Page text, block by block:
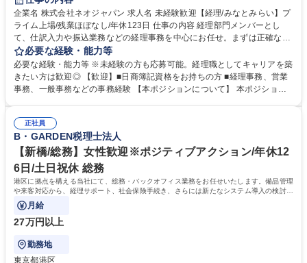
完全週休2日制 交通費支給 駅近5分以内 土日祝休み
服装自由
寮・社宅あり
企業名 株式会社ネオジャパン 求人名 未経験歓迎【経理/みなとみらい】プ
ライム上場/残業ほぼなし/年休123日 仕事の内容 経理部門メンバーとし
て、仕訳入力や振込業務などの経理事務を中心にお任せ。まずは正確な入
力・確認業務からスタートし、既存メンバーと一緒に業務を進めながら段
階的に経理知識を身につけていただきます。 【具体的には】 ■社内稟議に
基づく仕訳入力 ■月末の振込業務 ■明細作成 ■伝票処理、記帳業務 ■既存
メンバーの業務サポート 【将来的には】 ■月次決算補助 ■四半期・年次決
想定です。 募集職種 未経験歓迎【経理/みなとみらい】プライム上場/残業
ほぼなし/年休123日
必要な経験・能力等
必要な経験・能力等 ※未経験の方も応募可能。経理職としてキャリアを築
きたい方は歓迎◎ 【歓迎】■日商簿記資格をお持ちの方 ■経理事務、営業
事務、一般事務などの事務経験 【本ポジションについて】 本ポジション
当し、3～5年をかけて月次決算・四半期決算・開示資料作成補助などへス
テップアップできます。また、残業は通常月ほぼなく、決算月でも10時間
未満のため、無理なく経理として専門性を身につけられる環境です。 学
歴・資格 学歴：大学院 大学 高専 短大 専修学校 高校 語学力： 資格：日商
簿記検定1級 日商簿記検定2級
正社員
B・GARDEN税理士法人
【新橋/総務】女性歓迎※ポジティブアクション/年休12
6日/土日祝休 総務
港区に拠点を構える当社にて、総務・バックオフィス業務をお任せいたします。備品管理
や来客対応から、経理サポート、社会保険手続き、さらには新たなシステム導入の検討ま
で、幅広く組織を支える役割です。
月給
27万円以上
勤務地
東京都港区